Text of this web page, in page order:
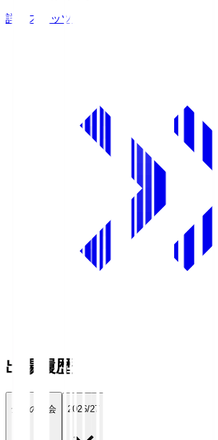
詳細スタッツ
出場履歴
全ての大会 2026/27